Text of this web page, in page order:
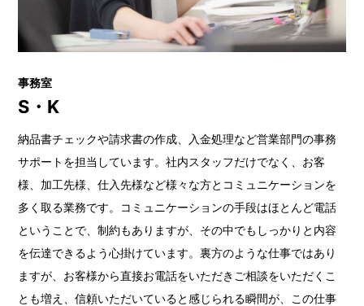
事務室
S・K
納品書チェックや請求書の作成、入金処理など営業部門の事務
サポートを担当しています。社内スタッフだけでなく、お客
様、加工先様、仕入先様など様々な方とコミュニケーションを
多く取る業務です。コミュニケーションの手段はほとんど電話
ということで、制約もありますが、その中でもしっかりと内容
を伝達できるよう心掛けています。裏方のような仕事ではあり
ますが、お客様から直接お電話をいただきご相談をいただくこ
とも増え、信頼いただいていると感じられる瞬間が、この仕事